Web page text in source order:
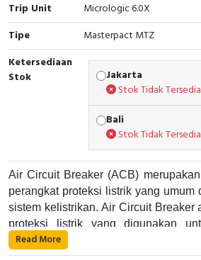
Safety Switch
Radio Frequency
Contact Block
Trip Unit
Micrologic 6.0X
Tipe
Masterpact MTZ
Ketersediaan
Stok
Jakarta
Stok Tidak Tersedia
Bali
Stok Tidak Tersedia
Air Circuit Breaker (ACB)
perangkat proteksi listrik yang umum
sistem kelistrikan. Air Circuit Breaker
proteksi listrik yang digunakan
aliran listrik pada suatu rangkaian
gangguan atau kelebihan arus.
Air Circuit Breaker bekerja dengan
Read More